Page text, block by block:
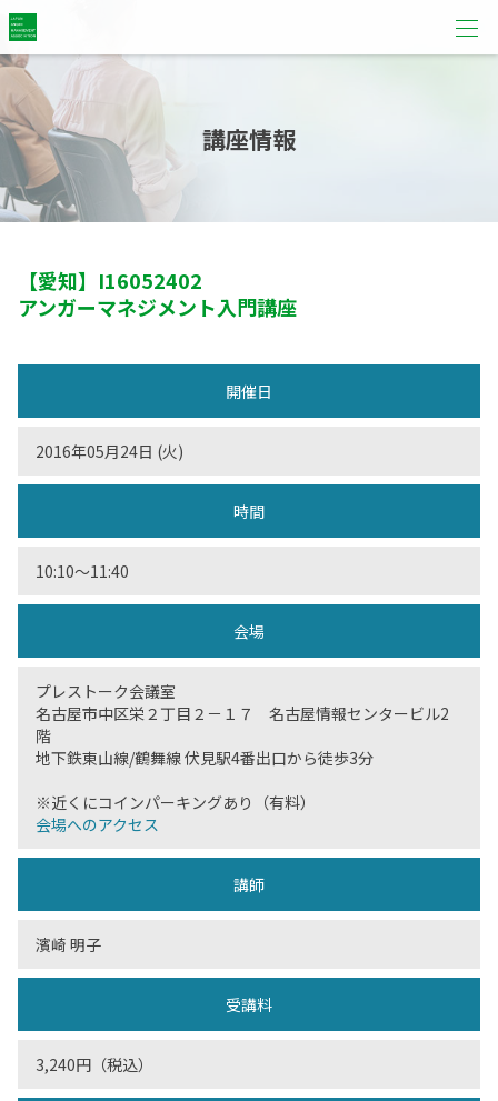
講座情報
【愛知】 I16052402
アンガーマネジメント入門講座
開催日
2016年05月24日 (火)
時間
10:10～11:40
会場
プレストーク会議室
名古屋市中区栄２丁目２－１７ 名古屋情報センタービル2
階
地下鉄東山線/鶴舞線 伏見駅4番出口から徒歩3分
※近くにコインパーキングあり（有料）
会場へのアクセス
講師
濱崎 明子
受講料
3,240円（税込）